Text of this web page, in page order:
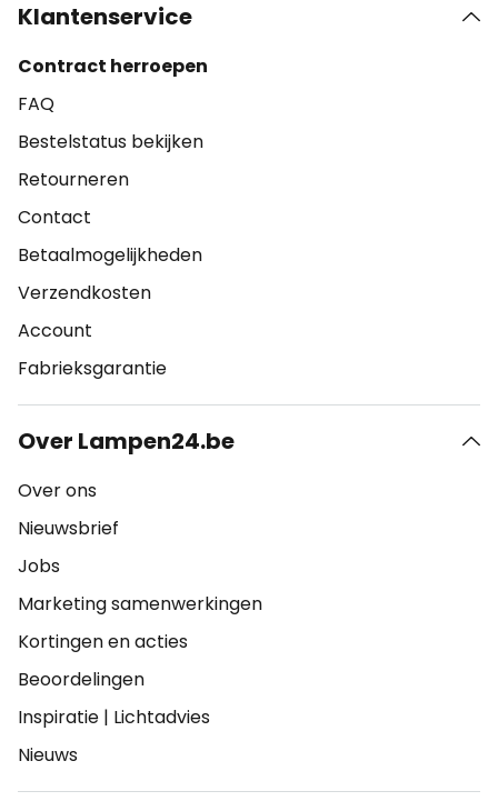
Klantenservice
Contract herroepen
FAQ
Bestelstatus bekijken
Retourneren
Contact
Betaalmogelijkheden
Verzendkosten
Account
Fabrieksgarantie
Over Lampen24.be
Over ons
Nieuwsbrief
Jobs
Marketing samenwerkingen
Kortingen en acties
Beoordelingen
Inspiratie | Lichtadvies
Nieuws